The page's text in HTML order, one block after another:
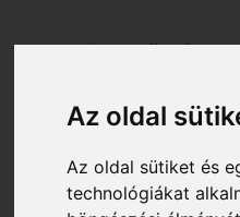
Az oldal
Az oldal sütiket és
technológiákat
Kezdőlap/ Szélesség
685